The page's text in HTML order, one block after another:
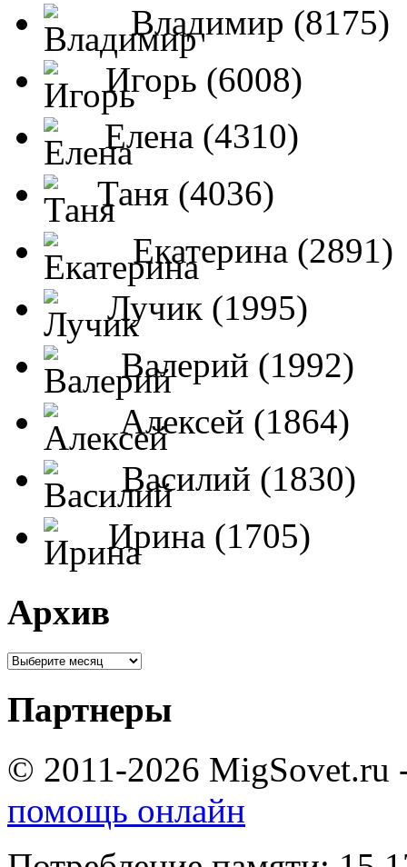
Владимир (8175)
Игорь (6008)
Елена (4310)
Таня (4036)
Екатерина (2891)
Лучик (1995)
Валерий (1992)
Алексей (1864)
Василий (1830)
Ирина (1705)
Архив
Партнеры
© 2011-2026 MigSovet.ru
помощь онлайн